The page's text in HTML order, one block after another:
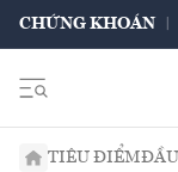
CHỨNG KHOÁN
TIÊU ĐIỂM